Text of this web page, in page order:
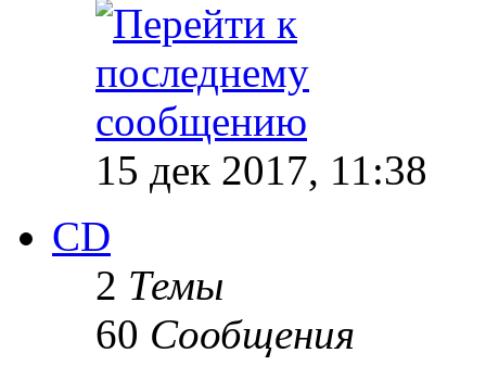
15 дек 2017, 11:38
CD
2 Темы
60 Сообщения